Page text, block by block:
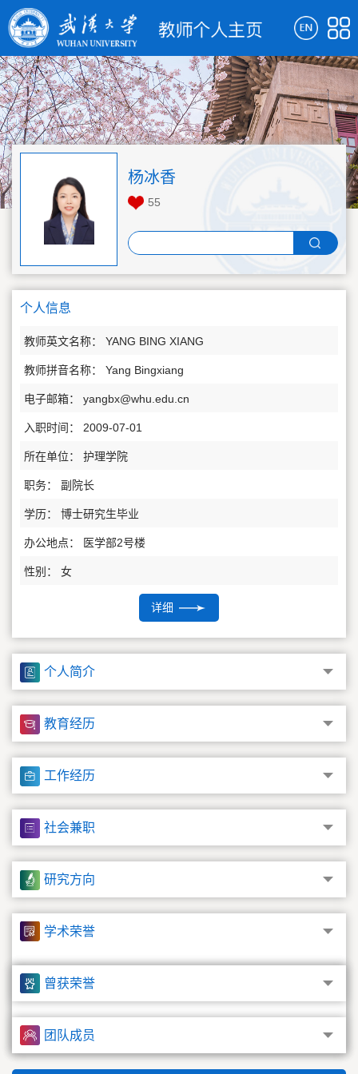
杨冰香
55
个人信息
教师英文名称： YANG BING XIANG
教师拼音名称： Yang Bingxiang
电子邮箱： yangbx@whu.edu.cn
入职时间： 2009-07-01
所在单位： 护理学院
职务： 副院长
学历： 博士研究生毕业
办公地点： 医学部2号楼
性别： 女
联系方式： yangbx@whu.edu.cn
在职信息： 在职
主要任职： 武汉大学护理学院 副院长
其他任职： 湖北省护理学会精神心理护理专业委员会常务委
员、湖北省临床肿瘤学会护理教育专业委员会主任委员、美国
护理大联盟认证模拟教育导师&Sim Leader
毕业院校： 武汉大学
硕士生导师
详细
个人简介
教育经历
工作经历
社会兼职
研究方向
学术荣誉
曾获荣誉
团队成员